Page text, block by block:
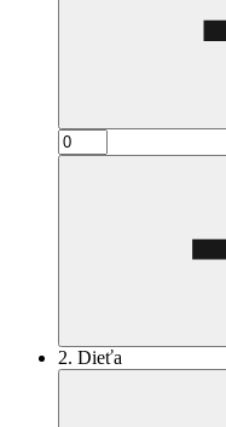
2. Dieťa